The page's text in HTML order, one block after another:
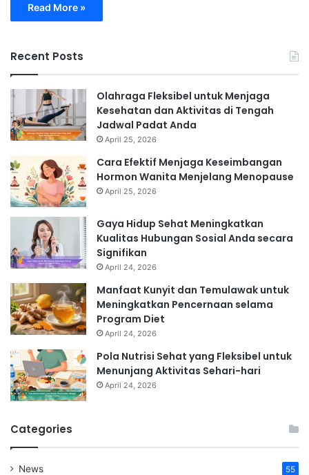
Read More »
Recent Posts
Olahraga Fleksibel untuk Menjaga
Kesehatan dan Aktivitas di Tengah
Jadwal Padat Anda
April 25, 2026
Cara Efektif Menjaga Keseimbangan
Hormon Wanita Menjelang Menopause
April 25, 2026
Gaya Hidup Sehat Meningkatkan
Kualitas Hubungan Sosial Anda secara
Signifikan
April 24, 2026
Manfaat Kunyit dan Temulawak untuk
Meningkatkan Pencernaan selama
Program Diet
April 24, 2026
Pola Nutrisi Sehat yang Fleksibel untuk
Menunjang Aktivitas Sehari-hari
April 24, 2026
Categories
News 55